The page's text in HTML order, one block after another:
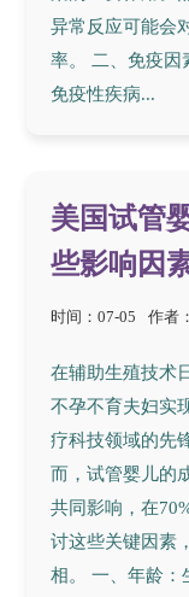
异常反应可能会
率。 二、免疫因
免疫性疾病...
美国试管
些影响因
时间：07-05 作者
在辅助生殖技术
不孕不育夫妇实
疗科技领域的先
而，试管婴儿的
共同影响，在
讨这些关键因素
相。 一、年龄：